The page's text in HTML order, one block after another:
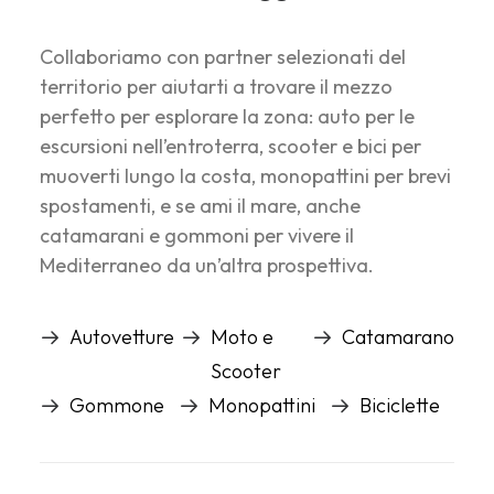
benessere.
Fuori dalla porta, un intreccio di esperienze ti
aspetta nel raggio di pochi chilometri: a ovest
la riserva naturale di Randello offre chilometri
di pineta ombrosa e dune sabbiose, mentre a
est Marina di Ragusa anima le serate con
mezz’ora le scenografie barocche di Modica,
celebre per il suo cioccolato, o passeggiare tra
i palazzi rococò di Noto, patrimonio UNESCO.
Collaboriamo con partner selezionati del
territorio per aiutarti a trovare il mezzo
perfetto per esplorare la zona: auto per le
escursioni nell’entroterra, scooter e bici per
muoverti lungo la costa, monopattini per brevi
spostamenti, e se ami il mare, anche
catamarani e gommoni per vivere il
Mediterraneo da un’altra prospettiva.
Autovetture
Moto e
Scooter
Catamarano
Gommone Monopattini Biciclette